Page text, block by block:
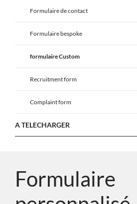
Formulaire de contact
Formulaire bespoke
formulaire Custom
Recruitment form
Complaint form
A TELECHARGER
Formulaire